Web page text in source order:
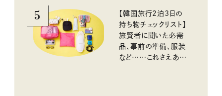
5
【韓国旅行2泊3日の
持ち物チェックリスト】
旅賢者に聞いた必需
品、事前の準備、服装
など……これさえあれ